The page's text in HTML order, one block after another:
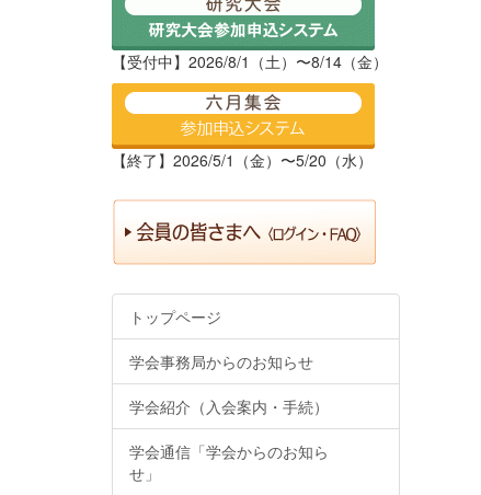
【受付中】2026/8/1（土）〜8/14（金）
【終了】2026/5/1（金）〜5/20（水）
トップページ
学会事務局からのお知らせ
学会紹介（入会案内・手続）
学会通信「学会からのお知ら
せ」